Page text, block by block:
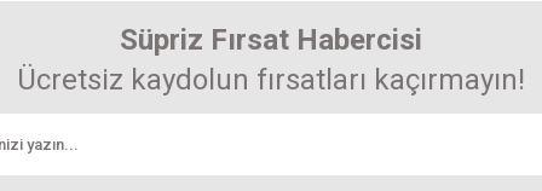
Süpriz Fırsat Habercisi
Ücretsiz kaydolun fırsatları kaçırmayın!